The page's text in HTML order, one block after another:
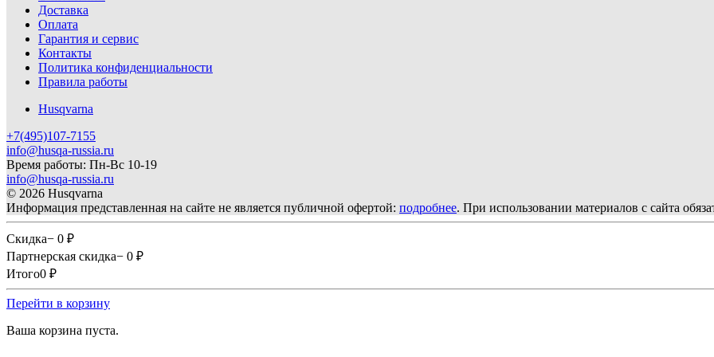
Доставка
Оплата
Гарантия и сервис
Контакты
Политика конфиденциальности
Правила работы
Husqvarna
+7(495)107-7155
info@husqa-russia.ru
Время работы: Пн-Вс 10-19
info@husqa-russia.ru
© 2026 Husqvarna
Информация представленная на сайте не является публичной офертой: подробнее. При использовании материалов с сайта
Скидка− 0
Партнерская скидка− 0
Итого0
Перейти в корзину
Ваша корзина пуста.